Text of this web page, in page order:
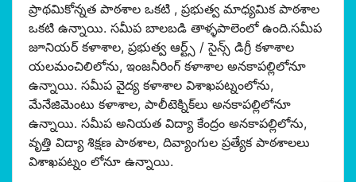
ప్రాథమికోన్నత పాఠశాల ఒకటి , ప్రభుత్వ మాధ్యమిక పాఠశాల
ఒకటి ఉన్నాయి. సమీప బాలబడి తాళ్ళపాలెంలో ఉంది.సమీప
జూనియర్ కళాశాల, ప్రభుత్వ ఆర్ట్స్ / సైన్స్ డిగ్రీ కళాశాల
యలమంచిలిలోను, ఇంజనీరింగ్ కళాశాల అనకాపల్లిలోనూ
ఉన్నాయి. సమీప వైద్య కళాశాల విశాఖపట్నంలోను,
మేనేజిమెంటు కళాశాల, పాలీటెక్నిక్‌లు అనకాపల్లిలోనూ
ఉన్నాయి. సమీప అనియత విద్యా కేంద్రం అనకాపల్లిలోను,
వృత్తి విద్యా శిక్షణ పాఠశాల, దివ్యాంగుల ప్రత్యేక పాఠశాల‌లు
విశాఖపట్నం లోనూ ఉన్నాయి.